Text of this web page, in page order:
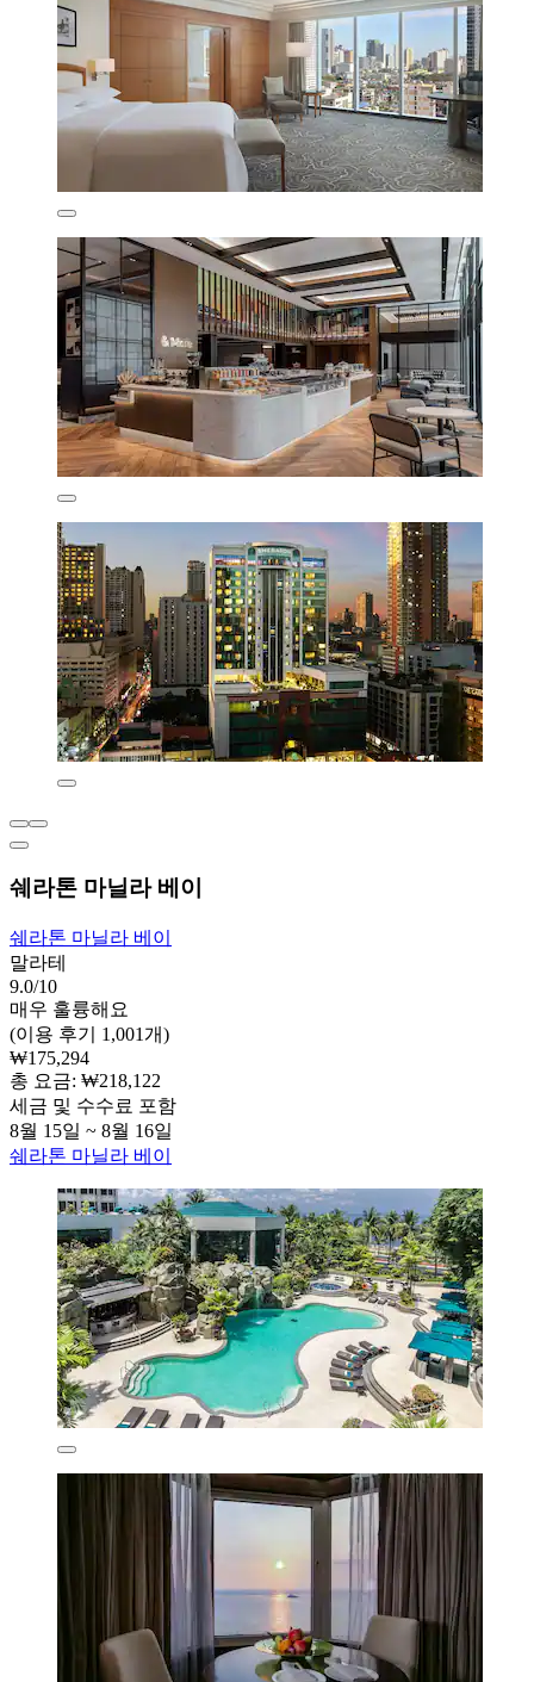
쉐라톤 마닐라 베이
쉐라톤 마닐라 베이
말라테
9.0/10
매우 훌륭해요
(이용 후기 1,001개)
₩175,294
총 요금: ₩218,122
세금 및 수수료 포함
8월 15일 ~ 8월 16일
쉐라톤 마닐라 베이